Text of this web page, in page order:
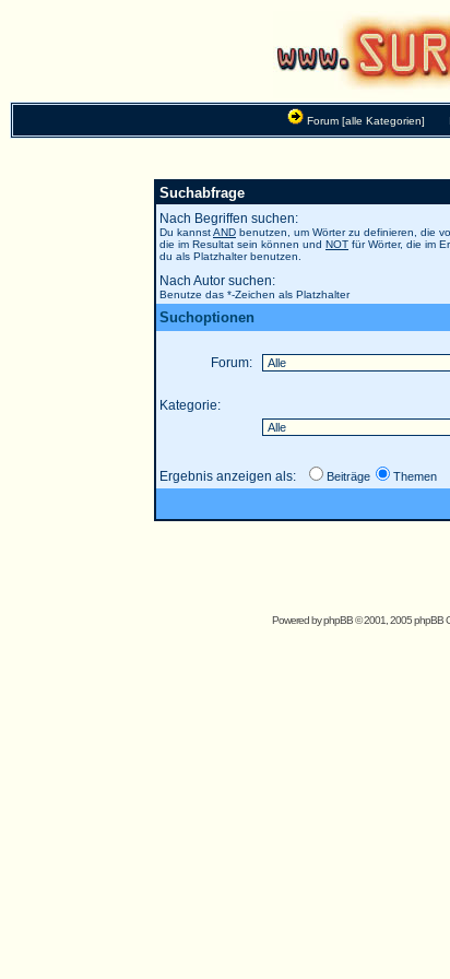
Forum [alle Kategorien]
Suchabfrage
Nach Begriffen suchen:
Du kannstAND benutzen, um Wörter zu definieren, die
die im Resultat sein können und NOT für Wörter, die im
du als Platzhalter benutzen.
Nach Autor suchen:
Benutze das *-Zeichen als Platzhalter
Suchoptionen
Forum:
Kategorie:
Ergebnis anzeigen als: Beiträge Themen
Powered byphpBB© 2001, 2005 phpBB